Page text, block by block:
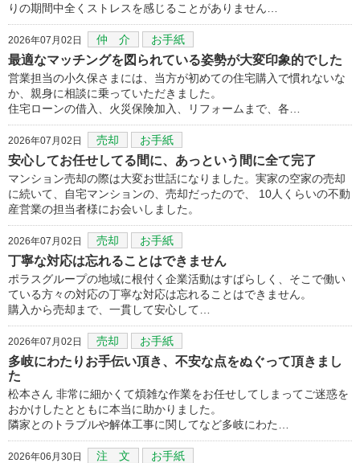
りの期間中全くストレスを感じることがありません…
2026年07月02日 仲 介 お手紙
最適なマッチングを図られている姿勢が大変印象的でした
営業担当の小久保さまには、当方が初めての住宅購入で慣れないな
か、親身に相談に乗っていただきました。
住宅ローンの借入、火災保険加入、リフォームまで、各…
2026年07月02日 売却 お手紙
安心してお任せしてる間に、あっという間に全て完了
マンション売却の際は大変お世話になりました。実家の空家の売却
に続いて、自宅マンションの、売却だったので、 10人くらいの不動
産営業の担当者様にお会いしました。
2026年07月02日 売却 お手紙
丁寧な対応は忘れることはできません
ポラスグループの地域に根付く企業活動はすばらしく、そこで働い
ている方々の対応の丁寧な対応は忘れることはできません。
購入から売却まで、一貫して安心して…
2026年07月02日 売却 お手紙
多岐にわたりお手伝い頂き、不安な点をぬぐって頂きまし
た
松本さん 非常に細かくて煩雑な作業をお任せしてしまってご迷惑を
おかけしたとともに本当に助かりました。
隣家とのトラブルや解体工事に関してなど多岐にわた…
2026年06月30日 注 文 お手紙